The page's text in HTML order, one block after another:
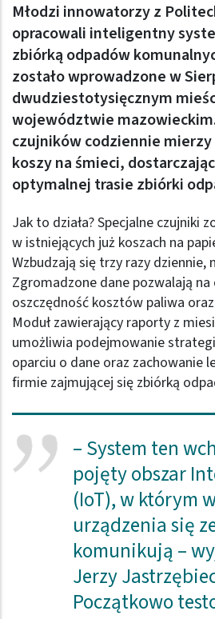
Młodzi innowatorzy z
opracowali inteligentny
zbiórką odpadów
zostało wprowadzone w
dwudziestotysięcznym
województwie
czujników codziennie
koszy na śmieci,
optymalnej trasie zbiórki
Jak to działa? Specjalne czujniki
w istniejących już koszach na
Wzbudzają się trzy razy dziennie,
Zgromadzone dane pozwalają
oszczędność kosztów paliwa
Moduł zawierający raporty z
umożliwia podejmowanie
oparciu o dane oraz zachowanie
firmie zajmującej się zbiórką
– System ten
pojęty obszar
(IoT), w którym
urządzenia się
komunikują –
Jerzy
Początkowo